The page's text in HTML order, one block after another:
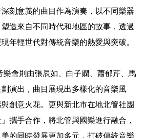
刻意義的曲目作為演奏，以不同樂器
造來自不同時代和地區的故事，透過
年輕世代對傳統音樂的熱愛與突破。
樂會則由張辰如、白子嫻、蕭郁芹、馬
演出，曲目展現出多樣化的音樂風
創意火花。更與新北市在地北管社團
」攜手合作，將北管與國樂進行融合，
的同時發展更加多元，打破傳統音樂